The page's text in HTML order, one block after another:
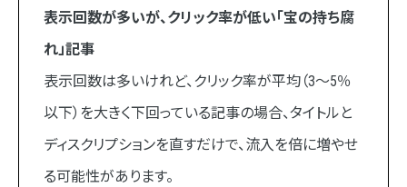
表示回数が多いが、クリック率が低い「宝の持ち腐
れ」記事
表示回数は多いけれど、クリック率が平均（3〜5％
以下）を大きく下回っている記事の場合、タイトルと
ディスクリプションを直すだけで、流入を倍に増やせ
る可能性があります。